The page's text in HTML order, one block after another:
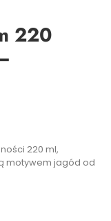
220
220 ml,
motywem jagód od